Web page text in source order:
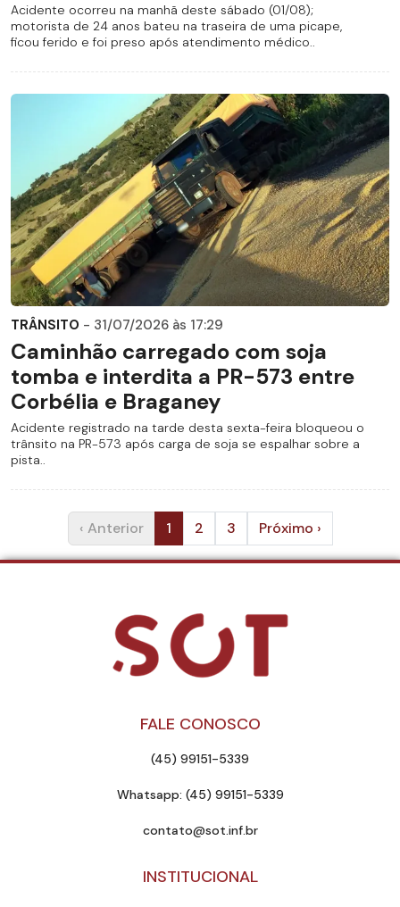
Acidente ocorreu na manhã deste sábado (01/08);
motorista de 24 anos bateu na traseira de uma picape,
ficou ferido e foi preso após atendimento médico..
TRÂNSITO - 31/07/2026 às 17:29
Caminhão carregado com soja
tomba e interdita a PR-573 entre
Corbélia e Braganey
Acidente registrado na tarde desta sexta-feira bloqueou o
trânsito na PR-573 após carga de soja se espalhar sobre a
pista..
‹ Anterior 1 2 3 Próximo ›
FALE CONOSCO
(45) 99151-5339
Whatsapp: (45) 99151-5339
contato@sot.inf.br
INSTITUCIONAL